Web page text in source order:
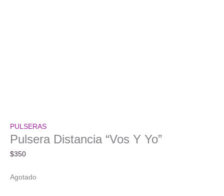
PULSERAS
Pulsera Distancia “Vos Y Yo”
$350
Agotado